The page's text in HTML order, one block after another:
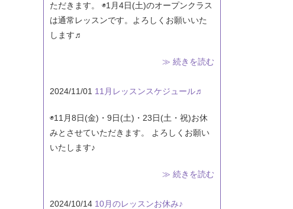
ただきます。 ◉1月4日(土)のオープンクラス
は通常レッスンです。よろしくお願いいた
します♬
≫ 続きを読む
2024/11/01 11月レッスンスケジュール♬
◉11月8日(金)・9日(土)・23日(土・祝)お休
みとさせていただきます。 よろしくお願い
いたします♪
≫ 続きを読む
2024/10/14 10月のレッスンお休み♪